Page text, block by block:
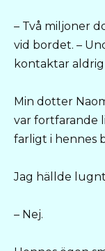
– Två miljoner
vid bordet. –
kontaktar
Min dotter
var fortfarande
farligt i hennes
Jag hällde
– Nej.